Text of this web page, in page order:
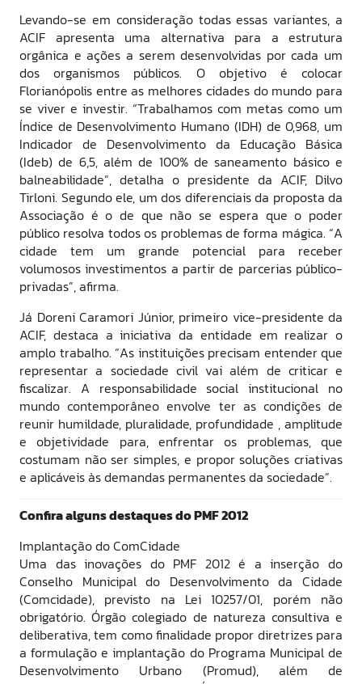
Levando-se em consideração todas essas variantes, a
ACIF apresenta uma alternativa para a estrutura
orgânica e ações a serem desenvolvidas por cada um
dos organismos públicos. O objetivo é colocar
Florianópolis entre as melhores cidades do mundo para
se viver e investir. “Trabalhamos com metas como um
Índice de Desenvolvimento Humano (IDH) de 0,968, um
Indicador de Desenvolvimento da Educação Básica
(Ideb) de 6,5, além de 100% de saneamento básico e
balneabilidade”, detalha o presidente da ACIF, Dilvo
Tirloni. Segundo ele, um dos diferenciais da proposta da
Associação é o de que não se espera que o poder
público resolva todos os problemas de forma mágica. “A
cidade tem um grande potencial para receber
volumosos investimentos a partir de parcerias público-
privadas”, afirma.
Já Doreni Caramori Júnior, primeiro vice-presidente da
ACIF, destaca a iniciativa da entidade em realizar o
amplo trabalho. “As instituições precisam entender que
representar a sociedade civil vai além de criticar e
fiscalizar. A responsabilidade social institucional no
mundo contemporâneo envolve ter as condições de
reunir humildade, pluralidade, profundidade , amplitude
e objetividade para, enfrentar os problemas, que
costumam não ser simples, e propor soluções criativas
e aplicáveis às demandas permanentes da sociedade”.
Confira alguns destaques do PMF 2012
Implantação do ComCidade
Uma das inovações do PMF 2012 é a inserção do
Conselho Municipal do Desenvolvimento da Cidade
(Comcidade), previsto na Lei 10257/01, porém não
obrigatório. Órgão colegiado de natureza consultiva e
deliberativa, tem como finalidade propor diretrizes para
a formulação e implantação do Programa Municipal de
Desenvolvimento Urbano (Promud), além de